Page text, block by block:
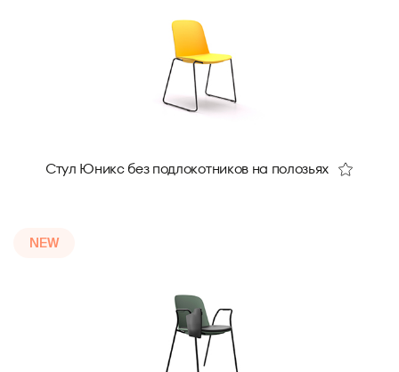
Стул Юникс без подлокотников на полозьях
NEW